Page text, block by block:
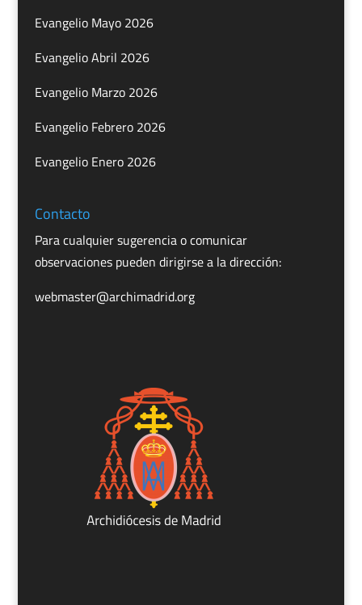
Evangelio Mayo 2026
Evangelio Abril 2026
Evangelio Marzo 2026
Evangelio Febrero 2026
Evangelio Enero 2026
Contacto
Para cualquier sugerencia o comunicar
observaciones pueden dirigirse a la dirección:
webmaster@archimadrid.org